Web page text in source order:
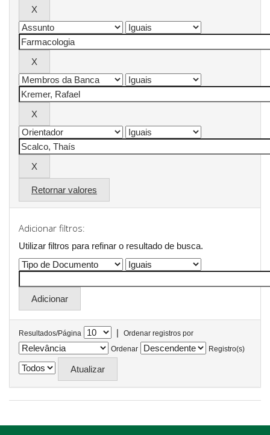
Retornar valores
Adicionar filtros:
Utilizar filtros para refinar o resultado de busca.
Resultados/Página |
Ordenar registros por
Ordenar
Registro(s)